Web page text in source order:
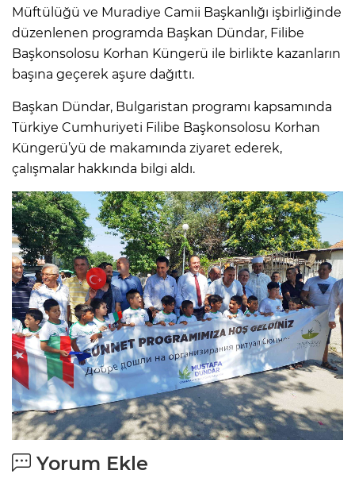
Müftülüğü ve Muradiye Camii Başkanlığı işbirliğinde
düzenlenen programda Başkan Dündar, Filibe
Başkonsolosu Korhan Küngerü ile birlikte kazanların
başına geçerek aşure dağıttı.
Başkan Dündar, Bulgaristan programı kapsamında
Türkiye Cumhuriyeti Filibe Başkonsolosu Korhan
Küngerü’yü de makamında ziyaret ederek,
çalışmalar hakkında bilgi aldı.
Yorum Ekle